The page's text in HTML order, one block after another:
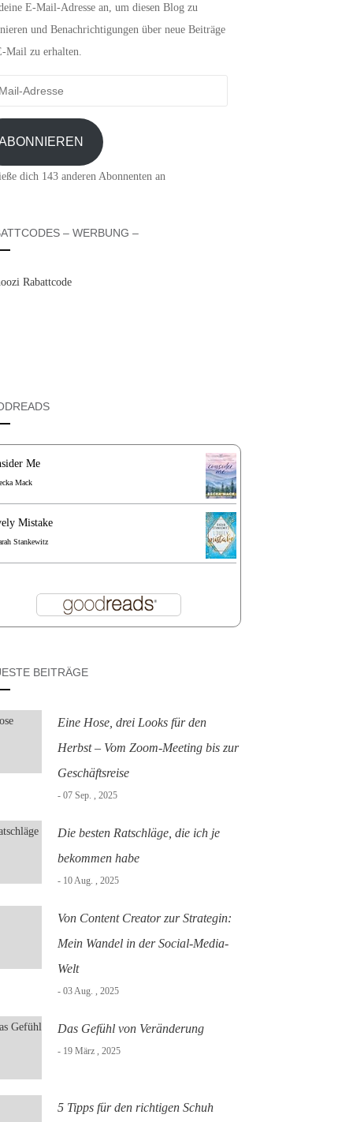
E-Mail-Adresse an, um diesen Blog zu
und Benachrichtigungen über neue Beiträge
Mail zu erhalten.
dich 143 anderen Abonnenten an
– WERBUNG –
Me
Mack
Mistake
Stankewitz
BEITRÄGE
Eine Hose, drei Looks für den
Herbst – Vom Zoom-Meeting bis zur
Geschäftsreise
- 07 Sep. , 2025
Die besten Ratschläge, die ich je
bekommen habe
- 10 Aug. , 2025
Von Content Creator zur Strategin:
Mein Wandel in der Social-Media-
Welt
- 03 Aug. , 2025
Das Gefühl von Veränderung
- 19 März , 2025
5 Tipps für den richtigen Schuh